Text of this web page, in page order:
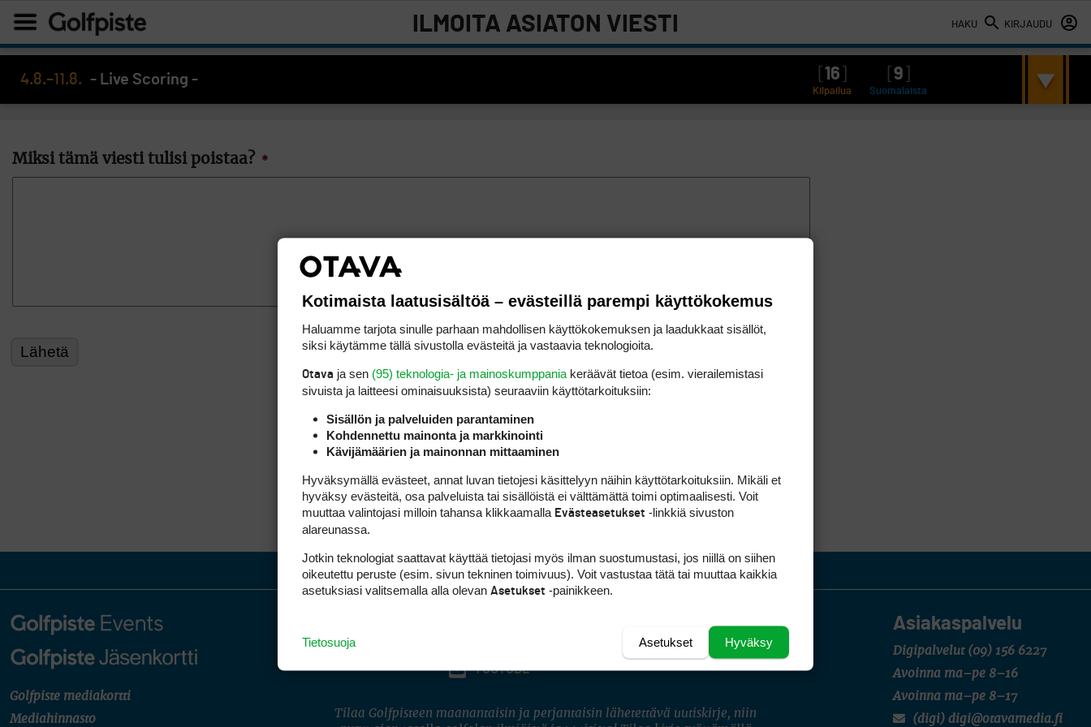
HAKU KIRJAUDU
ILMOITA ASIATON VIESTI
4.8.–11.8. - Live Scoring - 16 9
Kilpailua Suomalaista
Miksi tämä viesti tulisi poistaa? *
Golfpiste mediakortti
Mediahinnasto
Asiakaspalvelu
Digipalvelut (09) 156 6227
Avoinna ma–pe 8–16
Avoinna ma–pe 8–17
(digi) digi@otavamedia.fi
INSTAGRAM
YOUTUBE
Tilaa Golfpisteen maanantaisin ja perjantaisin lähetettävä uutiskirje, niin
Kotimaista laatusisältöä – evästeillä parempi käyttökokemus
Haluamme tarjota sinulle parhaan mahdollisen käyttökokemuksen ja laadukkaat sisällöt,
siksi käytämme tällä sivustolla evästeitä ja vastaavia teknologioita.
Otava ja sen (95) teknologia- ja mainoskumppania keräävät tietoa (esim. vierailemis­tasi
sivuista ja laitteesi ominaisuuk­sista) seuraaviin käyttötarkoituksiin:
Sisällön ja palveluiden parantaminen
Kohdennettu mainonta ja markkinointi
Kävijämäärien ja mainonnan mittaaminen
Hyväksymällä evästeet, annat luvan tietojesi käsittelyyn näihin käyttötarkoituksiin. Mikäli et
hyväksy evästeitä, osa palveluista tai sisällöistä ei välttämättä toimi optimaalisesti. Voit
muuttaa valintojasi milloin tahansa klikkaamalla Evästeasetukset -linkkiä sivuston
alareunassa.
Jotkin teknologiat saattavat käyttää tietojasi myös ilman suostumustasi, jos niillä on siihen
oikeutettu peruste (esim. sivun tekninen toimivuus). Voit vastustaa tätä tai muuttaa kaikkia
asetuksiasi valitsemalla alla olevan Asetukset -painikkeen.
Hyväksy
Asetukset
Tietosuoja